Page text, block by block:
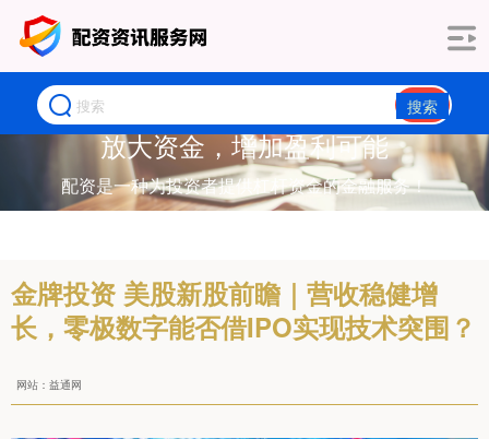
搜索
放大资金，增加盈利可能
配资是一种为投资者提供杠杆资金的金融服务！
金牌投资 美股新股前瞻｜营收稳健增
长，零极数字能否借IPO实现技术突围？
网站：益通网